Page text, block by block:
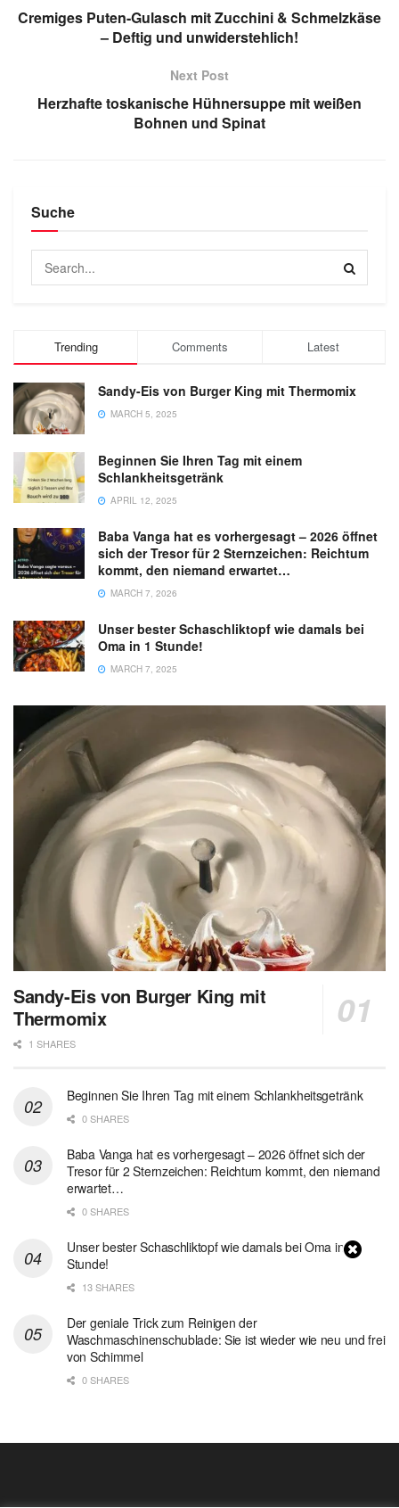
Cremiges Puten-Gulasch mit Zucchini & Schmelzkäse
– Deftig und unwiderstehlich!
Next Post
Herzhafte toskanische Hühnersuppe mit weißen
Bohnen und Spinat
Suche
Trending Comments Latest
Sandy-Eis von Burger King mit Thermomix
MARCH 5, 2025
Beginnen Sie Ihren Tag mit einem
Schlankheitsgetränk
APRIL 12, 2025
Baba Vanga hat es vorhergesagt – 2026 öffnet
sich der Tresor für 2 Sternzeichen: Reichtum
kommt, den niemand erwartet…
MARCH 7, 2026
Unser bester Schaschliktopf wie damals bei
Oma in 1 Stunde!
MARCH 7, 2025
Sandy-Eis von Burger King mit
Thermomix
1 SHARES
Beginnen Sie Ihren Tag mit einem Schlankheitsgetränk
0 SHARES
Baba Vanga hat es vorhergesagt – 2026 öffnet sich der
Tresor für 2 Sternzeichen: Reichtum kommt, den niemand
erwartet…
0 SHARES
Unser bester Schaschliktopf wie damals bei Oma in 1
Stunde!
13 SHARES
Der geniale Trick zum Reinigen der
Waschmaschinenschublade: Sie ist wieder wie neu und frei
von Schimmel
0 SHARES